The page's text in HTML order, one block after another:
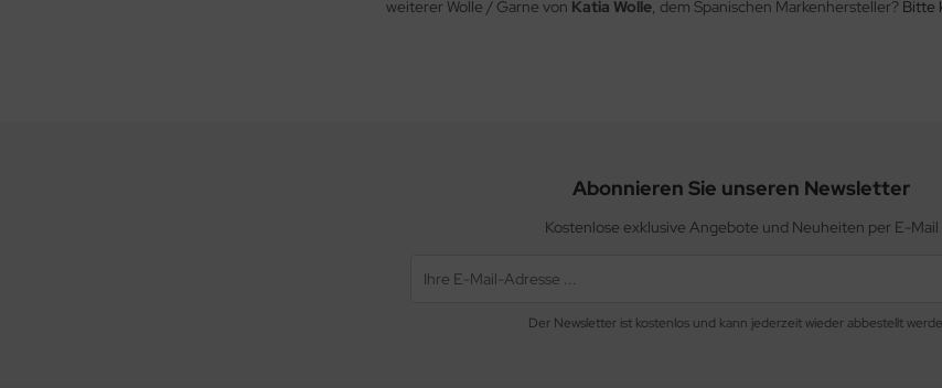
weiterer Wolle / Garne von Katia Wolle, dem Spanischen Markenhersteller? Bitte
Abonnieren Sie unseren Newsletter
Kostenlose exklusive Angebote und Neuheiten per E-Mail
Der Newsletter ist kostenlos und kann jederzeit wieder abbestellt